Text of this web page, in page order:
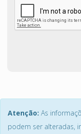
Atenção: As
podem ser alteradas,